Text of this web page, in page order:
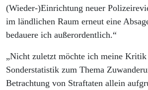
(Wieder-)Einrichtung neuer
im ländlichen Raum erneut eine
bedauere ich außerordentlich.“
„Nicht zuletzt möchte ich meine Kritik
Sonderstatistik zum Thema
Betrachtung von Straftaten allein